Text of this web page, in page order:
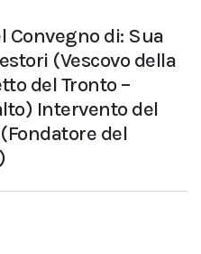
Convegno di: Sua
(Vescovo della
del Tronto –
Intervento del
del